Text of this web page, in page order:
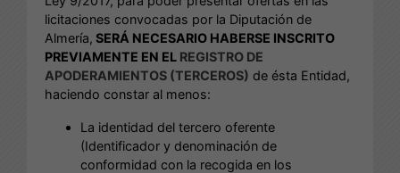
licitaciones convocadas por la Diputación de
Almería, SERÁ NECESARIO HABERSE INSCRITO
PREVIAMENTE EN EL REGISTRO DE
APODERAMIENTOS (TERCEROS) de ésta Entidad,
haciendo constar al menos:
La identidad del tercero oferente
(Identificador y denominación de
conformidad con la recogida en los